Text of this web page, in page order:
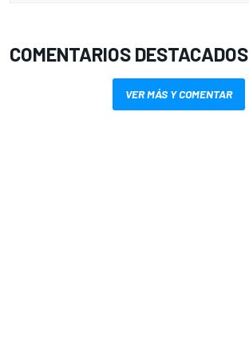
COMENTARIOS DESTACADOS
VER MÁS Y COMENTAR